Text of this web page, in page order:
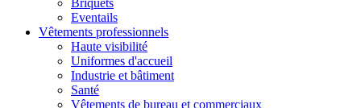
Briquets
Eventails
Vêtements professionnels
Haute visibilité
Uniformes d'accueil
Industrie et bâtiment
Santé
Vêtements de bureau et commerciaux